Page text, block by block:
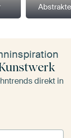
direkt in